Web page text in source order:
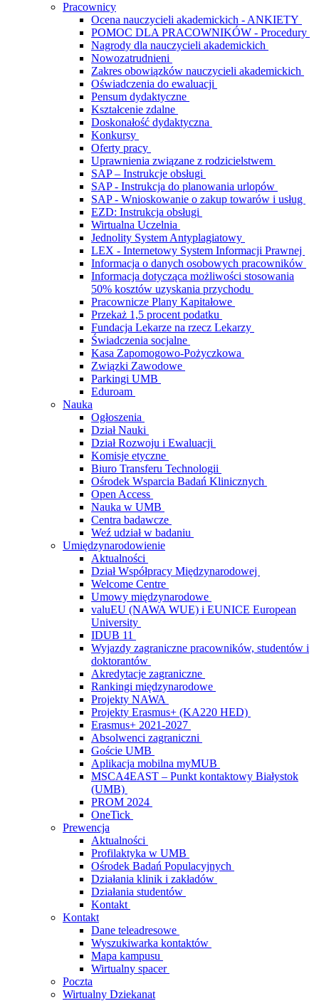
Pracownicy
Ocena nauczycieli akademickich - ANKIETY
POMOC DLA PRACOWNIKÓW - Procedury
Nagrody dla nauczycieli akademickich
Nowozatrudnieni
Zakres obowiązków nauczycieli akademickich
Oświadczenia do ewaluacji
Pensum dydaktyczne
Kształcenie zdalne
Doskonałość dydaktyczna
Konkursy
Oferty pracy
Uprawnienia związane z rodzicielstwem
SAP – Instrukcje obsługi
SAP - Instrukcja do planowania urlopów
SAP - Wnioskowanie o zakup towarów i usług
EZD: Instrukcja obsługi
Wirtualna Uczelnia
Jednolity System Antyplagiatowy
LEX - Internetowy System Informacji Prawnej
Informacja o danych osobowych pracowników
Informacja dotycząca możliwości stosowania
50% kosztów uzyskania przychodu
Pracownicze Plany Kapitałowe
Przekaż 1,5 procent podatku
Fundacja Lekarze na rzecz Lekarzy
Świadczenia socjalne
Kasa Zapomogowo-Pożyczkowa
Związki Zawodowe
Parkingi UMB
Eduroam
Nauka
Ogłoszenia
Dział Nauki
Dział Rozwoju i Ewaluacji
Komisje etyczne
Biuro Transferu Technologii
Ośrodek Wsparcia Badań Klinicznych
Open Access
Nauka w UMB
Centra badawcze
Weź udział w badaniu
Umiędzynarodowienie
Aktualności
Dział Współpracy Międzynarodowej
Welcome Centre
Umowy międzynarodowe
valuEU (NAWA WUE) i EUNICE European
University
IDUB 11
Wyjazdy zagraniczne pracowników, studentów i
doktorantów
Akredytacje zagraniczne
Rankingi międzynarodowe
Projekty NAWA
Projekty Erasmus+ (KA220 HED)
Erasmus+ 2021-2027
Absolwenci zagraniczni
Goście UMB
Aplikacja mobilna myMUB
MSCA4EAST – Punkt kontaktowy Białystok
(UMB)
PROM 2024
OneTick
Prewencja
Aktualności
Profilaktyka w UMB
Ośrodek Badań Populacyjnych
Działania klinik i zakładów
Działania studentów
Kontakt
Kontakt
Dane teleadresowe
Wyszukiwarka kontaktów
Mapa kampusu
Wirtualny spacer
Poczta
Wirtualny Dziekanat